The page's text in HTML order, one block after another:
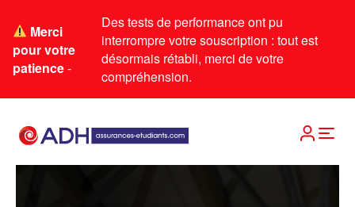
Merci
pour votre
patience-
Des tests de performance ont pu
interrompre votre souscription : tout est
désormais rétabli, merci de votre
compréhension.